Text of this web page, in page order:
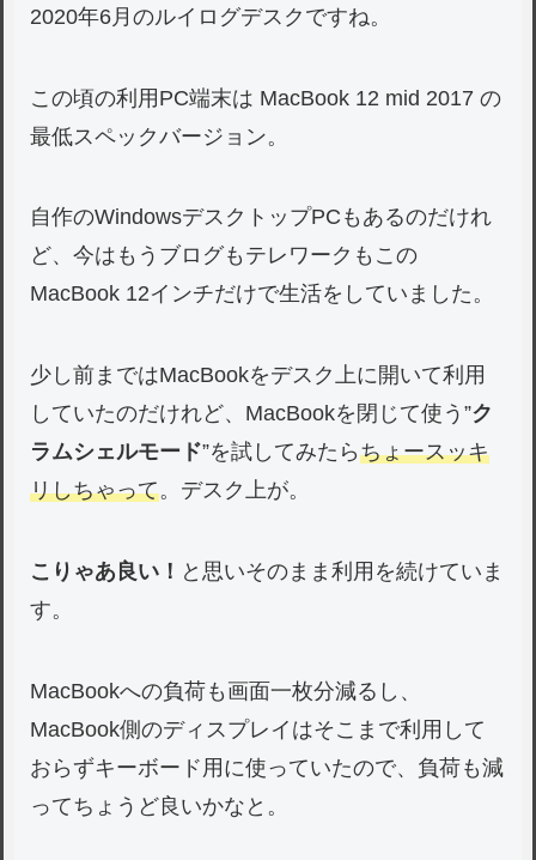
2020年6月のルイログデスクですね。
この頃の利用PC端末は MacBook 12 mid 2017 の
最低スペックバージョン。
自作のWindowsデスクトップPCもあるのだけれ
ど、今はもうブログもテレワークもこの
MacBook 12インチだけで生活をしていました。
少し前まではMacBookをデスク上に開いて利用
していたのだけれど、MacBookを閉じて使う”ク
ラムシェルモード”を試してみたらちょースッキ
リしちゃって。デスク上が。
こりゃあ良い！ と思いそのまま利用を続けていま
す。
MacBookへの負荷も画面一枚分減るし、
MacBook側のディスプレイはそこまで利用して
おらずキーボード用に使っていたので、負荷も減
ってちょうど良いかなと。